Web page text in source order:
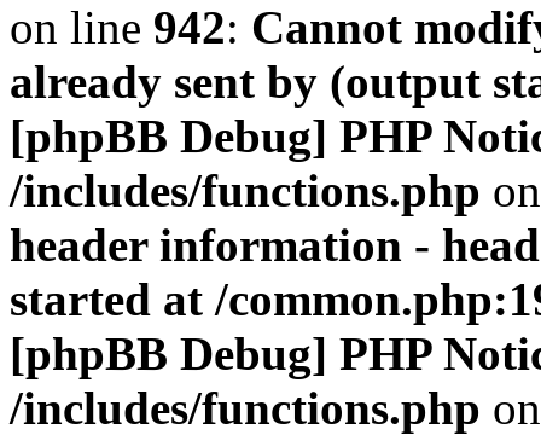
on line 942: Cannot
already sent by (output
[phpBB Debug] PHP
/includes/functions.php
header information -
started at /
[phpBB Debug] PHP
/includes/functions.php